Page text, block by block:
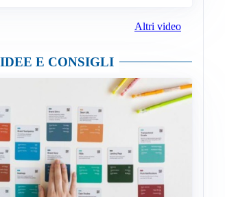
Altri video
IDEE E CONSIGLI